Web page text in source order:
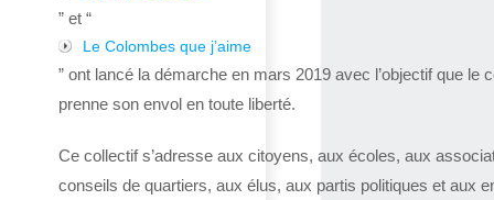
” et “
Le Colombes que j’aime
” ont lancé la démarche en mars 2019 avec l’objectif que le
prenne son envol en toute liberté.
Ce collectif s’adresse aux citoyens, aux écoles, aux
conseils de quartiers, aux élus, aux partis politiques et aux